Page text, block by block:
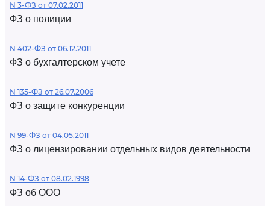
N 3-ФЗ от 07.02.2011
ФЗ о полиции
N 402-ФЗ от 06.12.2011
ФЗ о бухгалтерском учете
N 135-ФЗ от 26.07.2006
ФЗ о защите конкуренции
N 99-ФЗ от 04.05.2011
ФЗ о лицензировании отдельных видов деятельности
N 14-ФЗ от 08.02.1998
ФЗ об ООО